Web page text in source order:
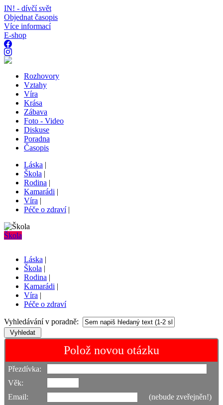
IN! - dívčí svět
Objednat časopis
Více informací
E-shop
Rozhovory
Vztahy
Víra
Krása
Zábava
Foto - Video
Diskuse
Poradna
Časopis
Láska |
Škola |
Rodina |
Kamarádi |
Víra |
Péče o zdraví|
Škola
Láska |
Škola |
Rodina |
Kamarádi |
Víra |
Péče o zdraví
Vyhledávání v poradně:
Polož novou otázku
Přezdívka:
Věk:
Email:
(nebude zveřejněn!)